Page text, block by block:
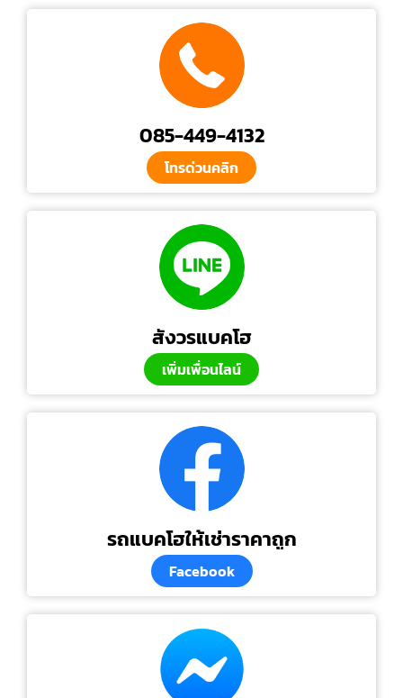
085-449-4132
โทรด่วนคลิก
สังวรแบคโฮ
เพิ่มเพื่อนไลน์
รถแบคโฮให้เช่าราคาถูก
Facebook